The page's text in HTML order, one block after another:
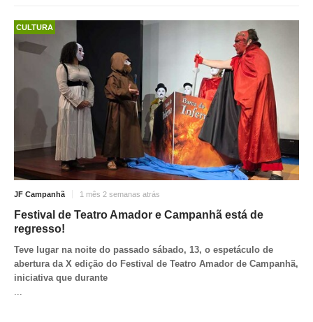
CULTURA
JF Campanhã 1 mês 2 semanas atrás
Festival de Teatro Amador e Campanhã está de
regresso!
Teve lugar na noite do passado sábado, 13, o espetáculo de
abertura da X edição do Festival de Teatro Amador de Campanhã,
iniciativa que durante
...